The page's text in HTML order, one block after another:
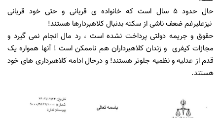
حال حدود 5 سال است که خانواده ی قربانی و حتی خود قربانی
نیزعلیرغم ضعف ناشی از سکته بدنبال کلاهبردارها هستند!
حقوق و جریمه دولتی پرداخت نشده است ، رد مال انجام نمی گیرد و
مجازات کیفری و زندان کلاهبرداران هم ناممکن است ! آنها همواره یک
قدم از عدلیه و نظمیه جلوتر هستند! و درحال ادامه کلاهبرداری های خود
هستند.